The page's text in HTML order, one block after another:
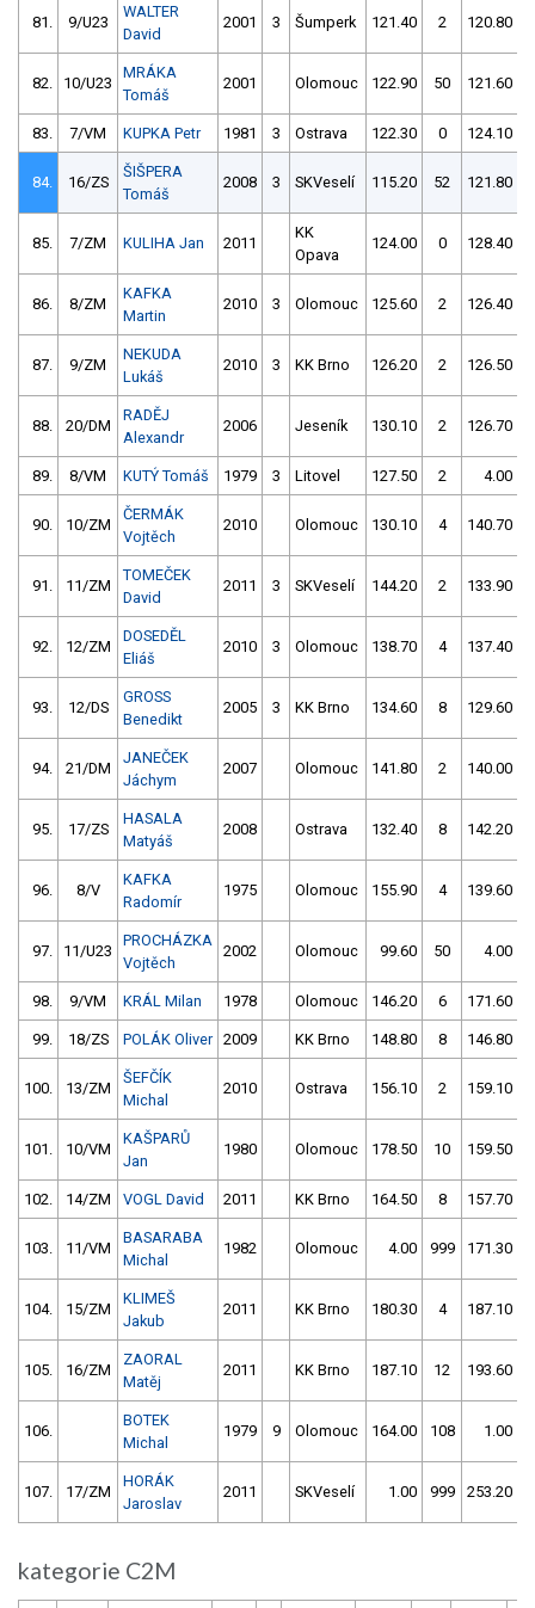
81. 9/U23
WALTER
David
2001 3 Šumperk 121.40 2 120.80
82. 10/U23
MRÁKA
Tomáš
2001 Olomouc 122.90 50 121.60
83. 7/VM KUPKA Petr 1981 3 Ostrava 122.30 0 124.10
84. 16/ZS
ŠIŠPERA
Tomáš
2008 3 SKVeselí 115.20 52 121.80
85. 7/ZM KULIHA Jan 2011
KK
Opava
124.00 0 128.40
86. 8/ZM
KAFKA
Martin
2010 3 Olomouc 125.60 2 126.40
87. 9/ZM
NEKUDA
Lukáš
2010 3 KK Brno 126.20 2 126.50
88. 20/DM
RADĚJ
Alexandr
2006 Jeseník 130.10 2 126.70
89. 8/VM KUTÝ Tomáš 1979 3 Litovel 127.50 2 4.00
90. 10/ZM
ČERMÁK
Vojtěch
2010 Olomouc 130.10 4 140.70
91. 11/ZM
TOMEČEK
David
2011 3 SKVeselí 144.20 2 133.90
92. 12/ZM
DOSEDĚL
Eliáš
2010 3 Olomouc 138.70 4 137.40
93. 12/DS
GROSS
Benedikt
2005 3 KK Brno 134.60 8 129.60
94. 21/DM
JANEČEK
Jáchym
2007 Olomouc 141.80 2 140.00
95. 17/ZS
HASALA
Matyáš
2008 Ostrava 132.40 8 142.20
96. 8/V
KAFKA
Radomír
1975 Olomouc 155.90 4 139.60
97. 11/U23
PROCHÁZKA
Vojtěch
2002 Olomouc 99.60 50 4.00
98. 9/VM KRÁL Milan 1978 Olomouc 146.20 6 171.60
99. 18/ZS POLÁK Oliver 2009 KK Brno 148.80 8 146.80
100. 13/ZM
ŠEFČÍK
Michal
2010 Ostrava 156.10 2 159.10
101. 10/VM
KAŠPARŮ
Jan
1980 Olomouc 178.50 10 159.50
102. 14/ZM VOGL David 2011 KK Brno 164.50 8 157.70
103. 11/VM
BASARABA
Michal
1982 Olomouc 4.00 999 171.30
104. 15/ZM
KLIMEŠ
Jakub
2011 KK Brno 180.30 4 187.10
105. 16/ZM
ZAORAL
Matěj
2011 KK Brno 187.10 12 193.60
106.
BOTEK
Michal
1979 9 Olomouc 164.00 108 1.00
107. 17/ZM
HORÁK
Jaroslav
2011 SKVeselí 1.00 999 253.20
kategorie C2M